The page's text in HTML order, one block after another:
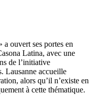
ouvert ses portes en
Latina, avec une
de l’initiative
Lausanne accueille
alors qu’il n’existe en
à cette thématique.